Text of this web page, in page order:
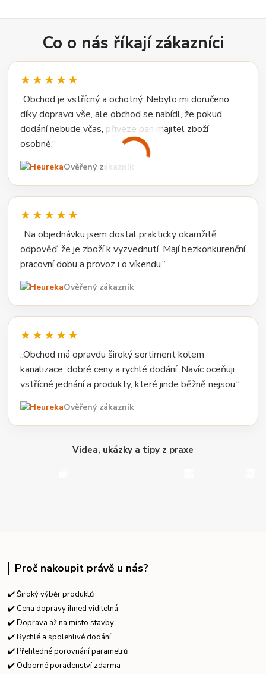
Co o nás říkají zákazníci
★★★★★
„Obchod je vstřícný a ochotný. Nebylo mi doručeno
díky dopravci vše, ale obchod se nabídl, že pokud
dodání nebude včas, přiveze pan majitel zboží
osobně.“
Ověřený zákazník
★★★★★
„Na objednávku jsem dostal prakticky okamžitě
odpověď, že je zboží k vyzvednutí. Mají bezkonkurenční
pracovní dobu a provoz i o víkendu.“
Ověřený zákazník
★★★★★
„Obchod má opravdu široký sortiment kolem
kanalizace, dobré ceny a rychlé dodání. Navíc oceňuji
vstřícné jednání a produkty, které jinde běžně nejsou.“
Ověřený zákazník
Videa, ukázky a tipy z praxe
Proč nakoupit právě u nás?
✔️ Široký výběr produktů
✔️ Cena dopravy ihned viditelná
✔️ Doprava až na místo stavby
✔️ Rychlé a spolehlivé dodání
✔️ Přehledné porovnání parametrů
✔️ Odborné poradenství zdarma